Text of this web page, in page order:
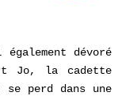
dévoré
Jo, la cadette
perd dans une